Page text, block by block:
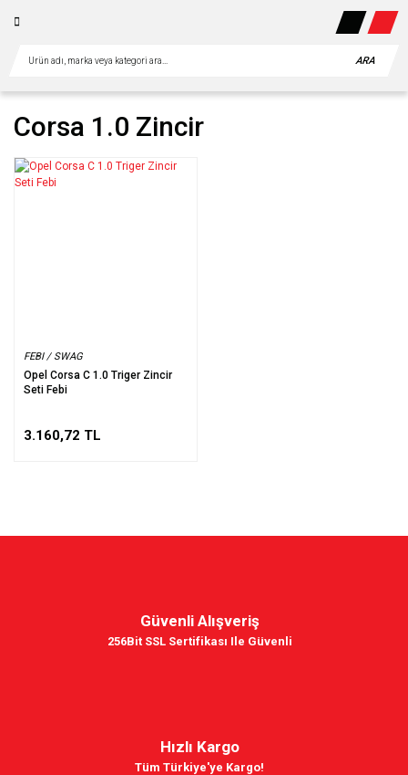
ARA
Corsa 1.0 Zincir
FEBI / SWAG
Opel Corsa C 1.0 Triger Zincir
Seti Febi
3.160,72 TL
Güvenli Alışveriş
256Bit SSL Sertifikası Ile Güvenli
Hızlı Kargo
Tüm Türkiye'ye Kargo!